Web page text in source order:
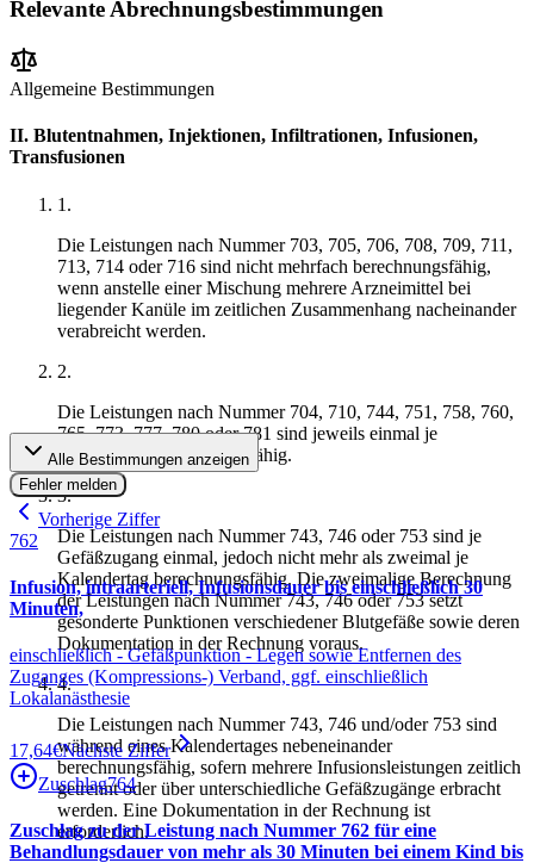
Relevante Abrechnungsbestimmungen
Allgemeine Bestimmungen
II. Blutentnahmen, Injektionen, Infiltrationen, Infusionen,
Transfusionen
1 .
Die Leistungen nach Nummer 703, 705, 706, 708, 709, 711,
713, 714 oder 716 sind nicht mehrfach berechnungsfähig,
wenn anstelle einer Mischung mehrere Arzneimittel bei
liegender Kanüle im zeitlichen Zusammenhang nacheinander
verabreicht werden.
2.
Die Leistungen nach Nummer 704, 710, 744, 751, 758, 760,
765, 773, 777, 780 oder 781 sind jeweils einmal je
Kalendertag berechnungsfähig.
3.
Die Leistungen nach Nummer 743, 746 oder 753 sind je
Gefäßzugang einmal, jedoch nicht mehr als zweimal je
Kalendertag berechnungsfähig. Die zweimalige Berechnung
der Leistungen nach Nummer 743, 746 oder 753 setzt
gesonderte Punktionen verschiedener Blutgefäße sowie deren
Dokumentation in der Rechnung voraus.
4.
Die Leistungen nach Nummer 743, 746 und/oder 753 sind
während eines Kalendertages nebeneinander
berechnungsfähig, sofern mehrere Infusionsleistungen zeitlich
getrennt oder über unterschiedliche Gefäßzugänge erbracht
werden. Eine Dokumentation in der Rechnung ist
erforderlich.
Alle Bestimmungen anzeigen
Fehler melden
Vorherige Ziffer
762
Infusion, intraarteriell, Infusionsdauer bis einschließlich 30
Minuten,
einschließlich - Gefäßpunktion - Legen sowie Entfernen des
Zuganges (Kompressions-) Verband, ggf. einschließlich
Lokalanästhesie
17,64€Nächste Ziffer
Zuschlag764
Zuschlag zu der Leistung nach Nummer 762 für eine
Behandlungsdauer von mehr als 30 Minuten bei einem Kind bis